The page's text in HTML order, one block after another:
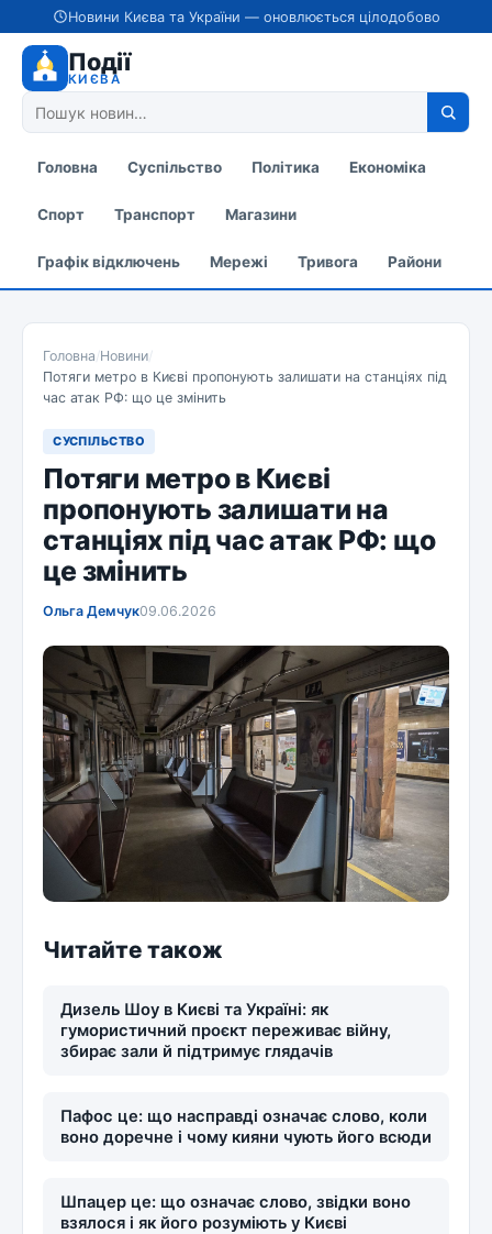
Новини Києва та України — оновлюється цілодобово
Події
КИЄВА
Головна Суспільство Політика Економіка
Спорт Транспорт Магазини
Графік відключень Мережі Тривога Райони
Головна/Новини/
Потяги метро в Києві пропонують залишати на станціях під
час атак РФ: що це змінить
СУСПІЛЬСТВО
Потяги метро в Києві
пропонують залишати на
станціях під час атак РФ: що
це змінить
Ольга Демчук09.06.2026
Читайте також
Дизель Шоу в Києві та Україні: як
гумористичний проєкт переживає війну,
збирає зали й підтримує глядачів
Пафос це: що насправді означає слово, коли
воно доречне і чому кияни чують його всюди
Шпацер це: що означає слово, звідки воно
взялося і як його розуміють у Києві